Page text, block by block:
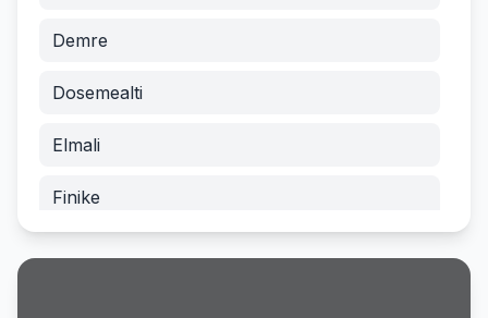
Demre
Dosemealti
Elmali
Finike